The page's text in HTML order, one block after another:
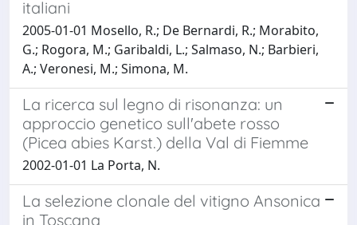
italiani
2005-01-01 Mosello, R.; De Bernardi, R.; Morabito,
G.; Rogora, M.; Garibaldi, L.; Salmaso, N.; Barbieri,
A.; Veronesi, M.; Simona, M.
La ricerca sul legno di risonanza: un
approccio genetico sull'abete rosso
(Picea abies Karst.) della Val di Fiemme
2002-01-01 La Porta, N.
La selezione clonale del vitigno Ansonica
in Toscana